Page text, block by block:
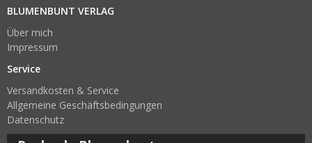
BLUMENBUNT VERLAG
Über mich
Impressum
Service
Versandkosten & Service
Allgemeine Geschäftsbedingungen
Datenschutz